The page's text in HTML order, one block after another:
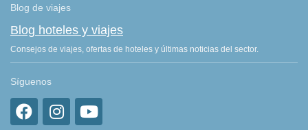
Blog de viajes
Blog hoteles y viajes
Consejos de viajes, ofertas de hoteles y últimas noticias del sector.
Síguenos